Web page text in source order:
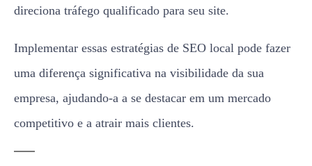
direciona tráfego qualificado para seu site.
Implementar essas estratégias de SEO local pode fazer
uma diferença significativa na visibilidade da sua
empresa, ajudando-a a se destacar em um mercado
competitivo e a atrair mais clientes.